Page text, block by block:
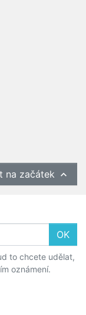
na začátek 
OK
to chcete udělat,
oznámení.